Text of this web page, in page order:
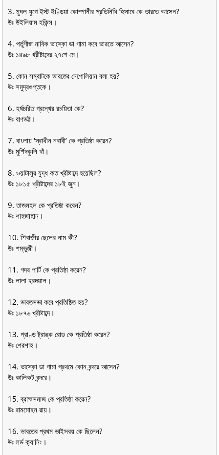
3. মুঘল যুগে ইস্ট ইণ্ডিয়া কোম্পানীর প্রতিনিধি হিসাবে কে ভারতে আসেন?
উঃ উইলিয়াম হকিন্স।
4. পর্তুগীজ নাবিক ভাস্কো ডা গামা কবে ভারতে আসেন?
উঃ ১৪৯৮ খ্রীষ্টাব্দের ২৭শে মে।
5. কোন সম্রাটকে ভারতের নেপোলিয়ান বলা হয়?
উঃ সমুদ্রগুপ্তকে।
6. হর্ষচরিত গ্রন্থের রচয়িতা কে?
উঃ বাণভট্ট।
7. বাংলায় ‘স্বাধীন নবাবী’ কে প্রতিষ্ঠা করেন?
উঃ মুর্শিদকুলি খাঁ।
8. ওয়াটালুর যুদ্ধ কত খ্রীষ্টাব্দে হয়েছিল?
উঃ ১৮১৫ খ্রীষ্টাব্দের ১৮ই জুন।
9. তাজমহল কে প্রতিষ্ঠা করেন?
উঃ শাহজাহান।
10. শিবাজীর ছেলের নাম কী?
উঃ শম্ভুজী।
11. গদর পার্টি কে প্রতিষ্ঠা করেন?
উঃ লালা হরদয়াল।
12. ভারতসভা কবে প্রতিষ্ঠিত হয়?
উঃ ১৮৭৬ খ্রীষ্টাব্দে।
13. গ্রাণ্ড ট্রাঙ্ক রোড কে প্রতিষ্ঠা করেন?
উঃ শেরশাহ।
14. ভাস্কো ডা গামা প্রথমে কোন বন্দরে আসেন?
উঃ কালিকট বন্দরে।
15. ব্রাহ্মসমাজ কে প্রতিষ্ঠা করেন?
উঃ রামমোহন রায়।
16. ভারতের প্রথম ভাইসরয় কে ছিলেন?
উঃ লর্ড ক্যানিং।